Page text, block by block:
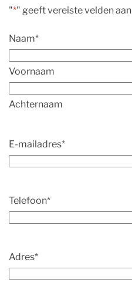
"*" geeft vereiste velden aan
Naam*
Voornaam
Achternaam
E-mailadres*
Telefoon*
Adres*